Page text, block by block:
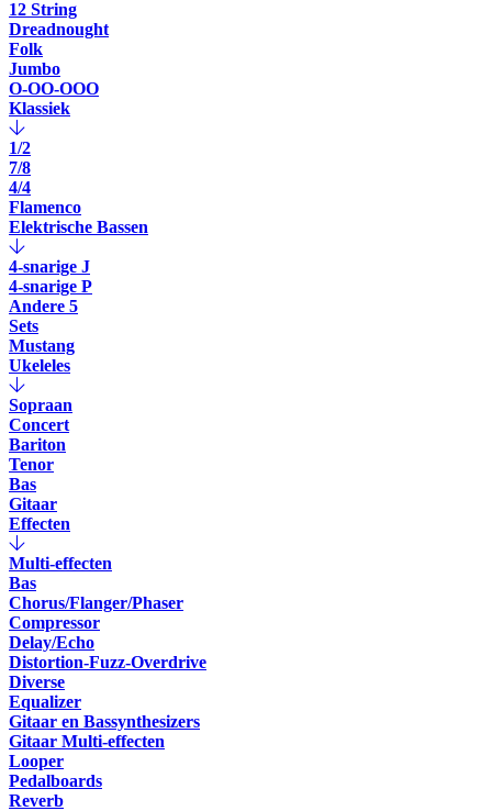
12 String
Dreadnought
Folk
Jumbo
O-OO-OOO
Klassiek
1/2
7/8
4/4
Flamenco
Elektrische Bassen
4-snarige J
4-snarige P
Andere 5
Sets
Mustang
Ukeleles
Sopraan
Concert
Bariton
Tenor
Bas
Gitaar
Effecten
Multi-effecten
Bas
Chorus/Flanger/Phaser
Compressor
Delay/Echo
Distortion-Fuzz-Overdrive
Diverse
Equalizer
Gitaar en Bassynthesizers
Gitaar Multi-effecten
Looper
Pedalboards
Reverb